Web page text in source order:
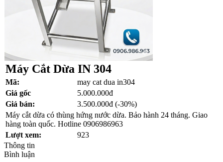
Máy Cắt Dừa IN 304
Mã:
may cat dua in304
Giá gốc
5.000.000đ
Giá bán:
3.500.000đ (-30%)
Máy cắt dừa có thùng hứng nước dừa. Bảo hành 24 tháng. Giao
hàng toàn quốc. Hotline 0906986963
Lượt xem:
923
Thông tin
Bình luận